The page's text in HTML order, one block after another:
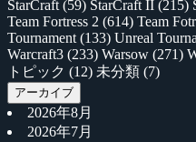
StarCraft (59) StarCraft II (215)
Team Fortress 2 (614) Team
Tournament (133) Unreal
Warcraft3 (233) Warsow (271)
トピック (12) 未分類 (7)
アーカイブ
2026年8月
2026年7月